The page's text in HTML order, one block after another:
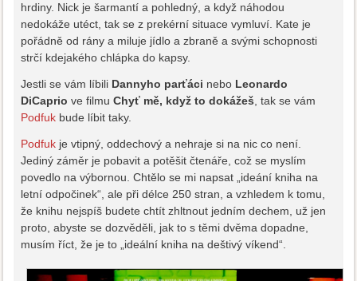
hrdiny. Nick je šarmantí a pohledný, a když náhodou
nedokáže utéct, tak se z prekérní situace vymluví. Kate je
pořádně od rány a miluje jídlo a zbraně a svými schopnosti
strčí kdejakého chlápka do kapsy.
Jestli se vám líbili Dannyho parťáci nebo Leonardo
DiCaprio ve filmuChyť mě, když to dokážeš , tak se vám
Podfuk bude líbit taky.
Podfuk je vtipný, oddechový a nehraje si na nic co není.
Jediný záměr je pobavit a potěšit čtenáře, což se myslím
povedlo na výbornou. Chtělo se mi napsat „ideání kniha na
letní odpočinek“, ale při délce 250 stran, a vzhledem k tomu,
že knihu nejspíš budete chtít zhltnout jedním dechem, už jen
proto, abyste se dozvěděli, jak to s těmi dvěma dopadne,
musím říct, že je to „ideální kniha na deštivý víkend“.